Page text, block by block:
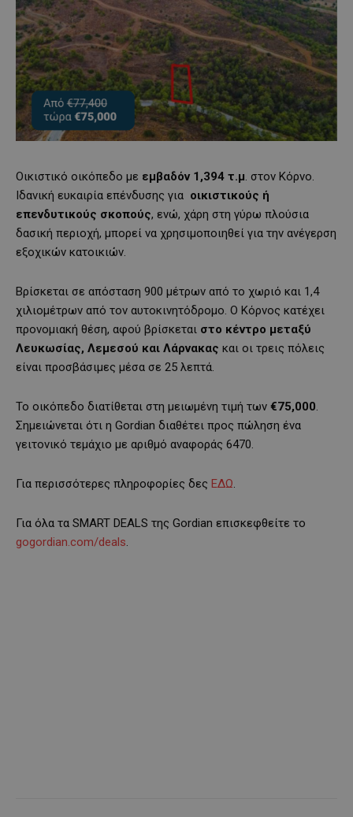
Οικιστικό οικόπεδο με εμβαδόν 1,394 τ.μ. στον Κόρνο.
Ιδανική ευκαιρία επένδυσης για οικιστικούς ή
επενδυτικούς σκοπούς, ενώ, χάρη στη γύρω πλούσια
δασική περιοχή, μπορεί να χρησιμοποιηθεί για την ανέγερση
εξοχικών κατοικιών.
Βρίσκεται σε απόσταση 900 μέτρων από το χωριό και 1,4
χιλιομέτρων από τον αυτοκινητόδρομο. Ο Κόρνος κατέχει
προνομιακή θέση, αφού βρίσκεται στο κέντρο μεταξύ
Λευκωσίας, Λεμεσού και Λάρνακας και οι τρεις πόλεις
είναι προσβάσιμες μέσα σε 25 λεπτά.
Το οικόπεδο διατίθεται στη μειωμένη τιμή των €75,000.
Σημειώνεται ότι η Gordian διαθέτει προς πώληση ένα
γειτονικό τεμάχιο με αριθμό αναφοράς 6470.
Για περισσότερες πληροφορίες δες ΕΔΩ.
Για όλα τα SMART DEALS της Gordian επισκεφθείτε το
gogordian.com/deals.